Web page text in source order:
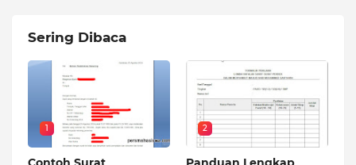
Sering Dibaca
1 2